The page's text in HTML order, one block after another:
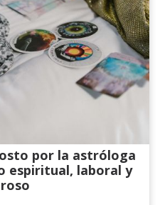
por la astróloga
espiritual, laboral y